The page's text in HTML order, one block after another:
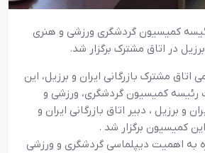
کميسيون گردشگري ورزشي و هنري
برزيل در اتاق مشترک برگزار شد.
اتاق مشترک بازرگاني ايران و برزيل، اين
کميسيون گردشگري، ورزشي و
و برزيل ، دبير اتاق بازرگاني ايران و
کميسيون برگزار شد .
به اهميت ديپلماسي گردشگري و ورزشي